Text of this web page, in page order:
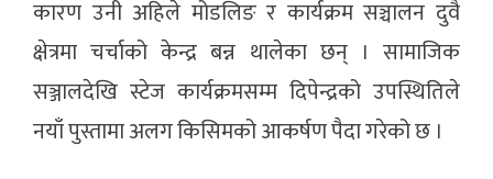
कारण उनी अहिले मोडलिङ र कार्यक्रम सञ्चालन दुवै
क्षेत्रमा चर्चाको केन्द्र बन्न थालेका छन् । सामाजिक
सञ्जालदेखि स्टेज कार्यक्रमसम्म दिपेन्द्रको उपस्थितिले
नयाँ पुस्तामा अलग किसिमको आकर्षण पैदा गरेको छ ।